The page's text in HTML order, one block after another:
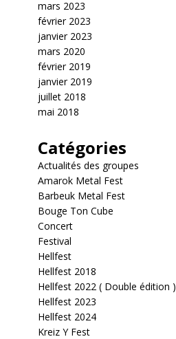
mars 2023
février 2023
janvier 2023
mars 2020
février 2019
janvier 2019
juillet 2018
mai 2018
Catégories
Actualités des groupes
Amarok Metal Fest
Barbeuk Metal Fest
Bouge Ton Cube
Concert
Festival
Hellfest
Hellfest 2018
Hellfest 2022 ( Double édition )
Hellfest 2023
Hellfest 2024
Kreiz Y Fest